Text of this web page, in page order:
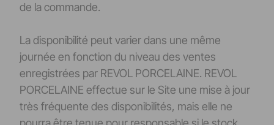
de la commande.
La disponibilité peut varier dans une même
journée en fonction du niveau des ventes
enregistrées par REVOL PORCELAINE. REVOL
PORCELAINE effectue sur le Site une mise à jour
très fréquente des disponibilités, mais elle ne